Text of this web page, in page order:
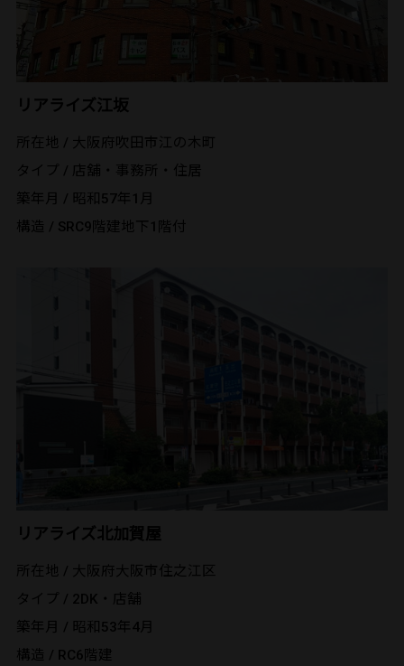
リアライズ江坂
所在地 / 大阪府吹田市江の木町
タイプ / 店舖・事務所・住居
築年月 / 昭和57年1月
構造 / SRC9階建地下1階付
リアライズ北加賀屋
所在地 / 大阪府大阪市住之江区
タイプ / 2DK・店舗
築年月 / 昭和53年4月
構造 / RC6階建